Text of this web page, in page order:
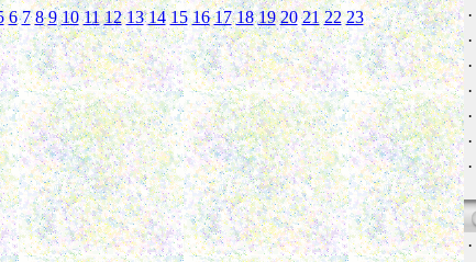
·
·
·
·
·
·
·
·
6 7 8 9 10 11 12 13 14 15 16 17 18 19 20 21 22 23